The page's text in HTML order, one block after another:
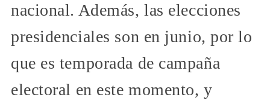
nacional. Además, las elecciones
presidenciales son en junio, por lo
que es temporada de campaña
electoral en este momento, y